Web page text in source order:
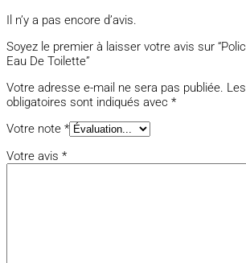
Il n’y a pas encore d’avis.
Soyez le premier à laisser votre avis sur
Eau De Toilette”
Votre adresse e-mail ne sera pas publiée.
obligatoires sont indiqués avec *
Votre note *
Votre avis *